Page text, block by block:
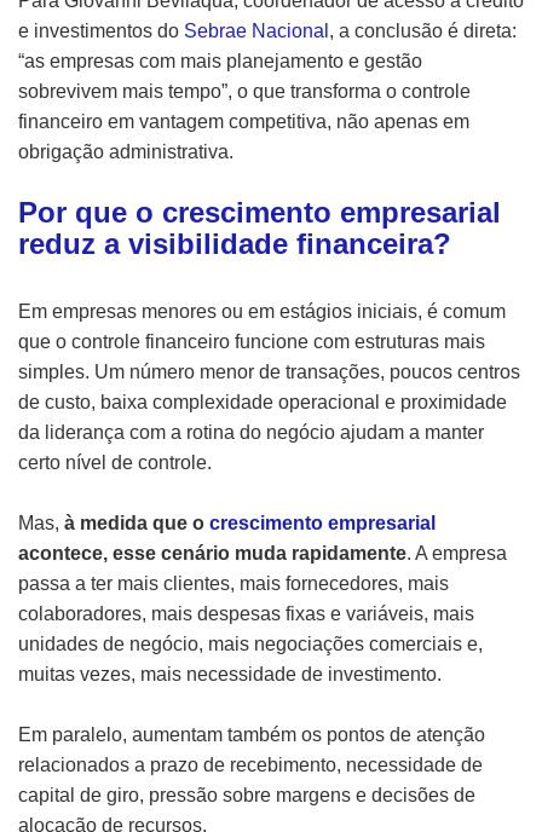
e investimentos do Sebrae Nacional , a conclusão é direta:
“as empresas com mais planejamento e gestão
sobrevivem mais tempo”, o que transforma o controle
financeiro em vantagem competitiva, não apenas em
obrigação administrativa.
Por que o crescimento empresarial
reduz a visibilidade financeira?
Em empresas menores ou em estágios iniciais, é comum
que o controle financeiro funcione com estruturas mais
simples. Um número menor de transações, poucos centros
de custo, baixa complexidade operacional e proximidade
da liderança com a rotina do negócio ajudam a manter
certo nível de controle.
Mas, à medida que o crescimento empresarial
acontece, esse cenário muda rapidamente. A empresa
passa a ter mais clientes, mais fornecedores, mais
colaboradores, mais despesas fixas e variáveis, mais
unidades de negócio, mais negociações comerciais e,
muitas vezes, mais necessidade de investimento.
Em paralelo, aumentam também os pontos de atenção
relacionados a prazo de recebimento, necessidade de
capital de giro, pressão sobre margens e decisões de
alocação de recursos.